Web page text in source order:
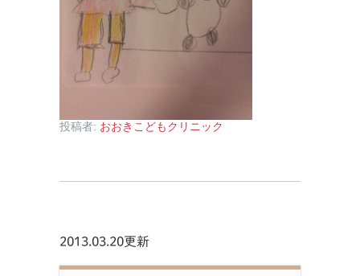
投稿者: おおきこどもクリニック
2013.03.20更新